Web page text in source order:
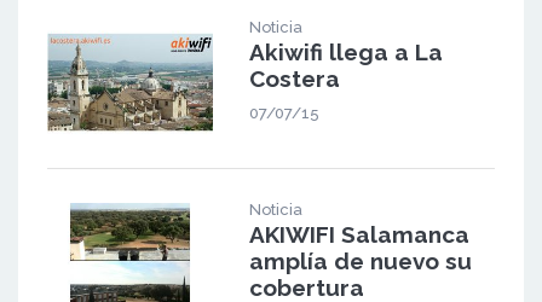
Noticia
Akiwifi llega a La
Costera
07/07/15
Noticia
AKIWIFI Salamanca
amplía de nuevo su
cobertura